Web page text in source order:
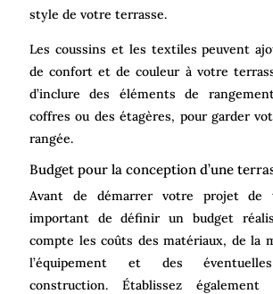
style de votre terrasse.
Les coussins et les textiles peuvent
de confort et de couleur à votre
d’inclure des éléments de
coffres ou des étagères, pour garder
rangée.
Budget pour la conception d’une
Avant de démarrer votre projet de
important de définir un budget
compte les coûts des matériaux, de la
l’équipement et des
construction. Établissez